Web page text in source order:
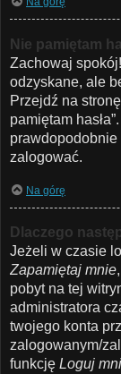
Nie pamiętam
Zachowaj
odzyskane, ale
Przejdź na
pamiętam
prawdopodobnie
zalogować.
Na górę
Dlaczego
Jeżeli w czasie
Zapamiętaj mnie
pobyt na tej
administratora
twojego konta
zalogowanym/
funkcję Loguj